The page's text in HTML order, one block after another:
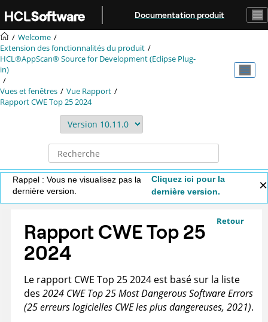
Aller au contenu principal
Documentation produit
Welcome
Extension des fonctionnalités du produit
HCL®AppScan® Source for Development (Eclipse Plug-
in)
Vues et fenêtres
Vue Rapport
Rapport CWE Top 25 2024
Rappel : Vous ne visualisez pas la
dernière version.
Cliquez ici pour la
dernière version.
Retour
Rapport CWE Top 25
2024
Le rapport CWE Top 25 2024 est basé sur la liste
des 2024 CWE Top 25 Most Dangerous Software Errors
(25 erreurs logicielles CWE les plus dangereuses, 2021).